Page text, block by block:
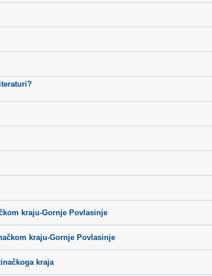
kraju-Gornje Povlasinje
kraju-Gornje Povlasinje
kraja